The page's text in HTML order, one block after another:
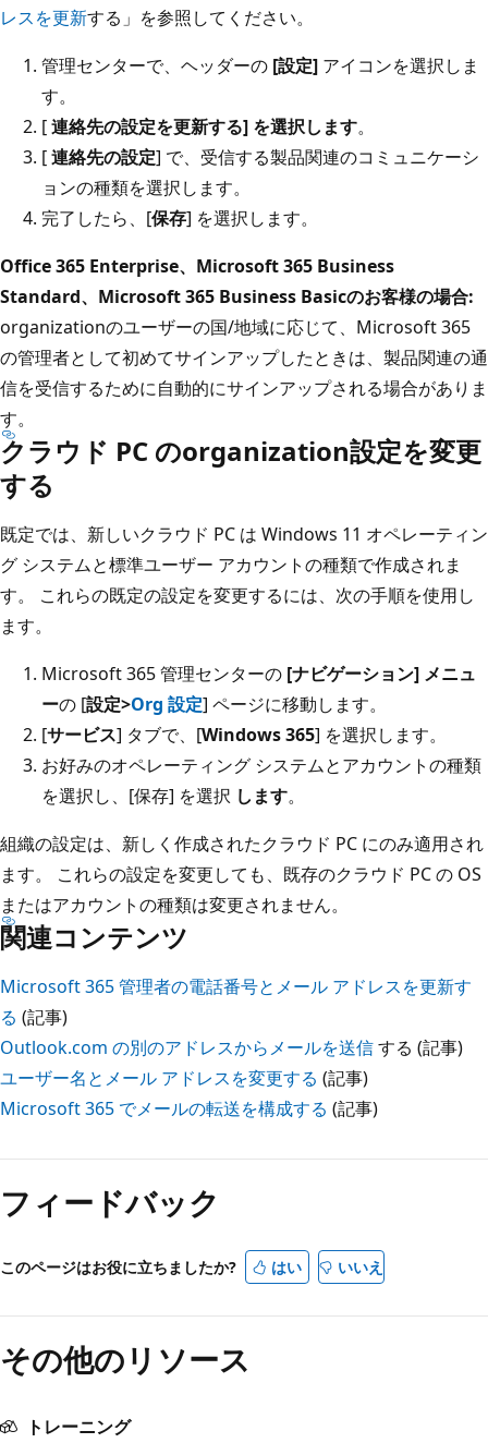
レスを更新する」を参照してください。
管理センターで、ヘッダーの [設定] アイコンを選択しま
す。
[連絡先の設定を更新する] を選択します。
[連絡先の設定] で、受信する製品関連のコミュニケーシ
ョンの種類を選択します。
完了したら、[保存] を選択します。
Office 365 Enterprise、Microsoft 365 Business
Standard、Microsoft 365 Business Basicのお客様の場合:
organizationのユーザーの国/地域に応じて、Microsoft 365
の管理者として初めてサインアップしたときは、製品関連の通
信を受信するために自動的にサインアップされる場合がありま
す。
クラウド PC のorganization設定を変更
する
既定では、新しいクラウド PC は Windows 11 オペレーティン
グ システムと標準ユーザー アカウントの種類で作成されま
す。 これらの既定の設定を変更するには、次の手順を使用し
ます。
Microsoft 365 管理センターの [ナビゲーション] メニュ
ーの [設定>Org 設定] ページに移動します。
[サービス] タブで、[Windows 365] を選択します。
お好みのオペレーティング システムとアカウントの種類
を選択し、[保存] を選択 します。
組織の設定は、新しく作成されたクラウド PC にのみ適用され
ます。 これらの設定を変更しても、既存のクラウド PC の OS
またはアカウントの種類は変更されません。
関連コンテンツ
Microsoft 365 管理者の電話番号とメール アドレスを更新す
る (記事)
Outlook.com の別のアドレスからメールを送信する (記事)
ユーザー名とメール アドレスを変更する (記事)
Microsoft 365 でメールの転送を構成する (記事)
フィードバック
このページはお役に立ちましたか? はい いいえ
その他のリソース
トレーニング